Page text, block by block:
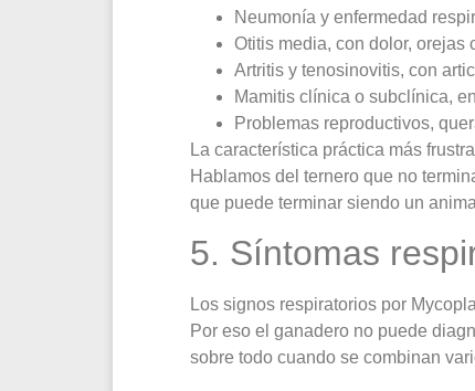
Neumonía y enfermedad
Otitis media, con dolor,
Artritis y tenosinovitis, con
Mamitis clínica o subclínica,
Problemas reproductivos,
La característica práctica más
Hablamos del ternero que no
que puede terminar siendo un
5. Síntomas
Los signos respiratorios por
Por eso el ganadero no puede
sobre todo cuando se combinan